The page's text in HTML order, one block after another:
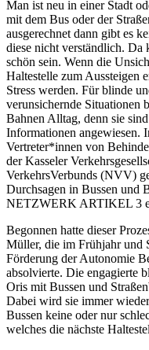
Man ist neu in einer Stadt
mit dem Bus oder der
ausgerechnet dann gibt es
diese nicht verständlich. Da
schön sein. Wenn die
Haltestelle zum Aussteigen
Stress werden. Für blinde
verunsichernde Situationen
Bahnen Alltag, denn sie
Informationen angewiesen.
Vertreter*innen von
der Kasseler
VerkehrsVerbunds (NVV)
Durchsagen in Bussen und
NETZWERK ARTIKEL 3
Begonnen hatte dieser
Müller, die im Frühjahr und
Förderung der Autonomie
absolvierte. Die engagierte
Oris mit Bussen und
Dabei wird sie immer
Bussen keine oder nur
welches die nächste